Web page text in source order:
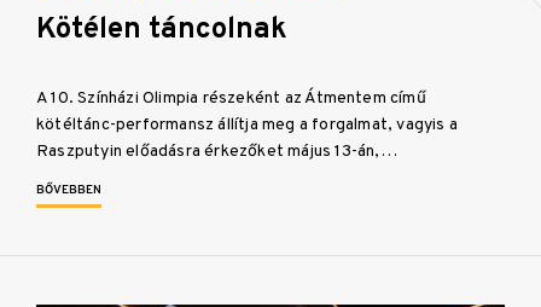
Kötélen táncolnak
A 10. Színházi Olimpia részeként az Átmentem című
kötéltánc-performansz állítja meg a forgalmat, vagyis a
Raszputyin előadásra érkezőket május 13-án,…
BŐVEBBEN